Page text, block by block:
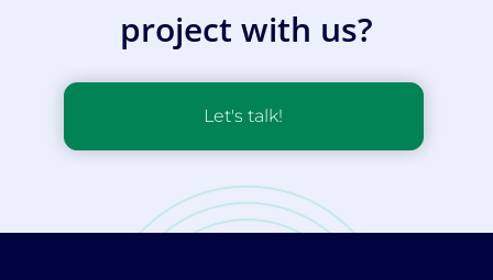
project with us?
Let's talk!